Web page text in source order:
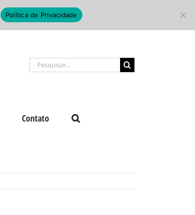
Buscar
resultados
Contato
Política de Privacidade